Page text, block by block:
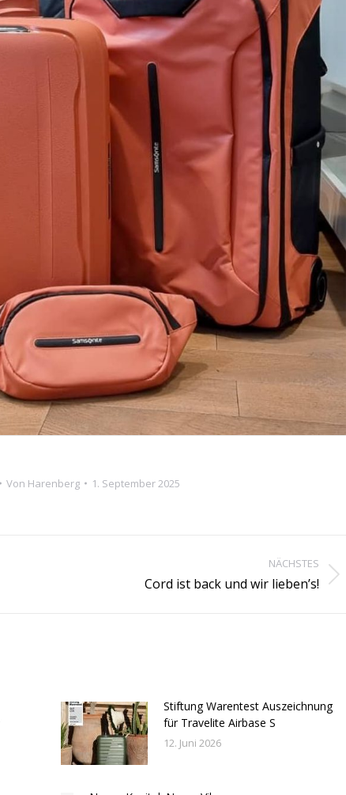
Von Harenberg 1. September 2025
NÄCHSTES
Cord ist back und wir lieben’s!
Stiftung Warentest Auszeichnung
für Travelite Airbase S
12. Juni 2026